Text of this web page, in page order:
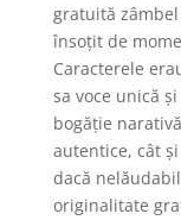
gratuită
însoțit de
Caracterele
sa voce unică
bogăție
autentice, cât
dacă
originalitate